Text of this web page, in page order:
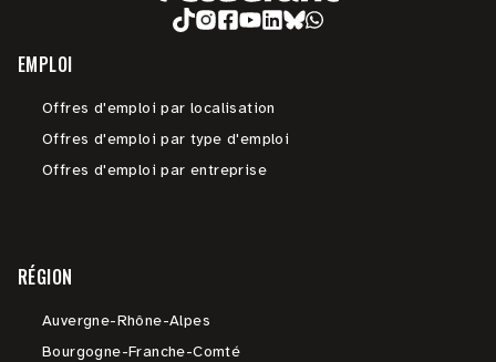
EMPLOI
Offres d'emploi par localisation
Offres d'emploi par type d'emploi
Offres d'emploi par entreprise
RÉGION
Auvergne-Rhône-Alpes
Bourgogne-Franche-Comté